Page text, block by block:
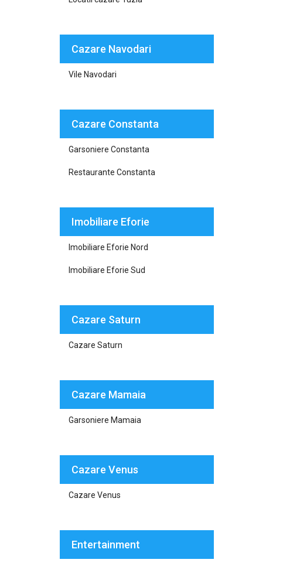
Cazare Navodari
Vile Navodari
Cazare Constanta
Garsoniere Constanta
Restaurante Constanta
Imobiliare Eforie
Imobiliare Eforie Nord
Imobiliare Eforie Sud
Cazare Saturn
Cazare Saturn
Cazare Mamaia
Garsoniere Mamaia
Cazare Venus
Cazare Venus
Entertainment